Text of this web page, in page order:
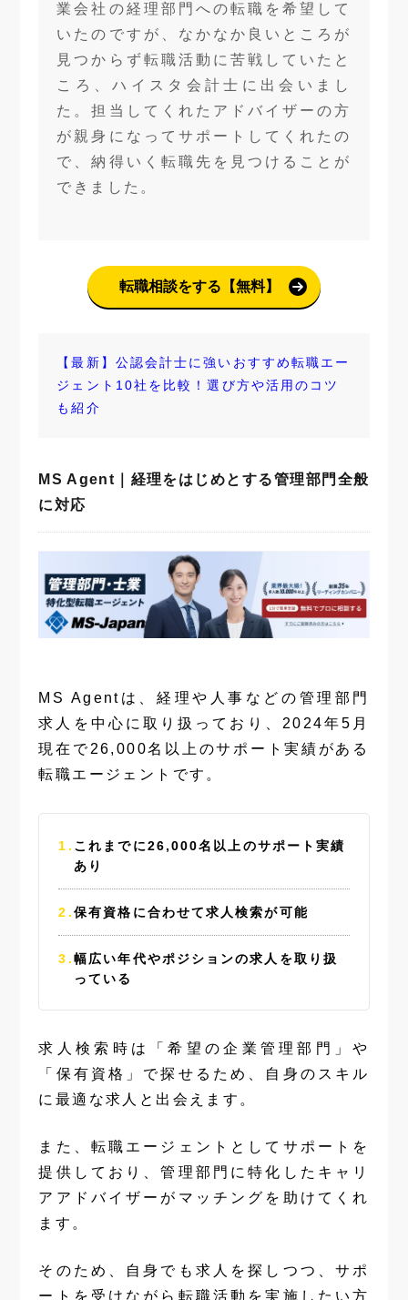
業会社の経理部門への転職を希望して
いたのですが、なかなか良いところが
見つからず転職活動に苦戦していたと
ころ、ハイスタ会計士に出会いまし
た。担当してくれたアドバイザーの方
が親身になってサポートしてくれたの
で、納得いく転職先を見つけることが
できました。
転職相談をする【無料】
【最新】公認会計士に強いおすすめ転職エー
ジェント10社を比較！選び方や活用のコツ
も紹介
MS Agent｜経理をはじめとする管理部門全般
に対応
MS Agentは、経理や人事などの管理部門
求人を中心に取り扱っており、2024年5月
現在で26,000名以上のサポート実績がある
転職エージェントです。
これまでに26,000名以上のサポート実績
あり
保有資格に合わせて求人検索が可能
幅広い年代やポジションの求人を取り扱
っている
求人検索時は「希望の企業管理部門」や
「保有資格」で探せるため、自身のスキル
に最適な求人と出会えます。
また、転職エージェントとしてサポートを
提供しており、管理部門に特化したキャリ
アアドバイザーがマッチングを助けてくれ
ます。
そのため、自身でも求人を探しつつ、サポ
ートを受けながら転職活動を実施したい方